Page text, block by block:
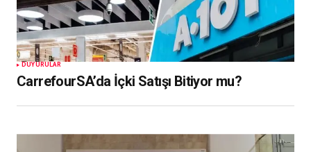
DUYURULAR
CarrefourSA’da İçki Satışı Bitiyor mu?